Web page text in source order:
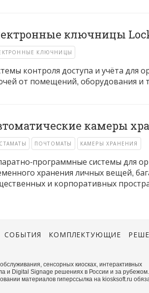
ключницы
КЛЮЧНИЦЫ
контроля доступа и учёта для
от помещений, оборудования и
камеры
ПОЧТОМАТЫ КАМЕРЫ ХРАНЕНИЯ
программные системы для
хранения личных вещей,
и корпоративных
СОБЫТИЯ КОМПЛЕКТУЮЩИЕ
сенсорных киосках, интерактивных
и Digital Signage решениях в России и за рубежом.
материалов гиперссылка на kiosksoft.ru